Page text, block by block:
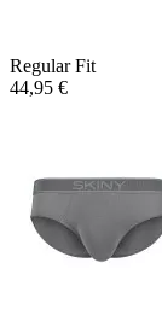
Regular Fit
44,95 €